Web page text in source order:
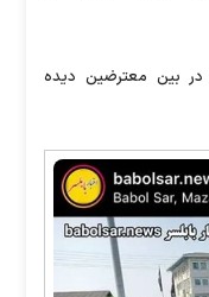
در بین معترضین دیده